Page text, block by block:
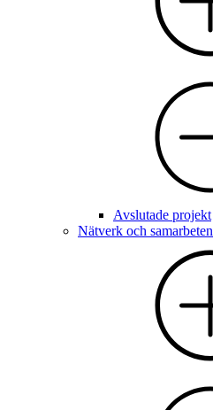
Avslutade projekt
Nätverk och samarbeten